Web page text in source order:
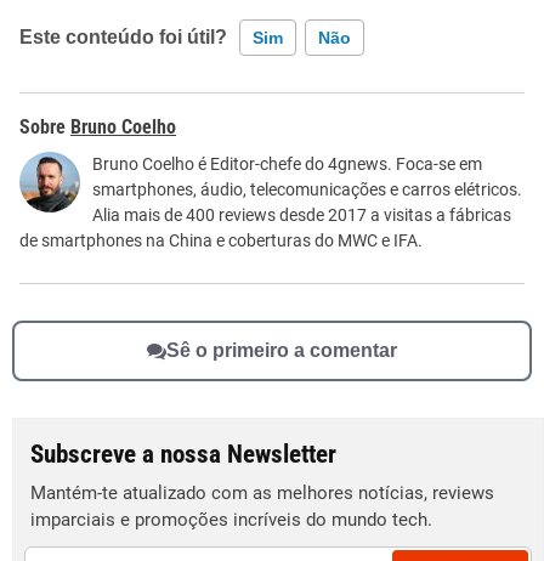
Este conteúdo foi útil? Sim Não
Este conteúdo não tem a informação que procuro
Outro
Bruno Coelho
Bruno Coelho é Editor-chefe do 4gnews. Foca-se em
smartphones, áudio, telecomunicações e carros elétricos.
Alia mais de 400 reviews desde 2017 a visitas a fábricas
de smartphones na China e coberturas do MWC e IFA.
Sê o primeiro a comentar
Subscreve a nossa Newsletter
Mantém-te atualizado com as melhores notícias, reviews
imparciais e promoções incríveis do mundo tech.